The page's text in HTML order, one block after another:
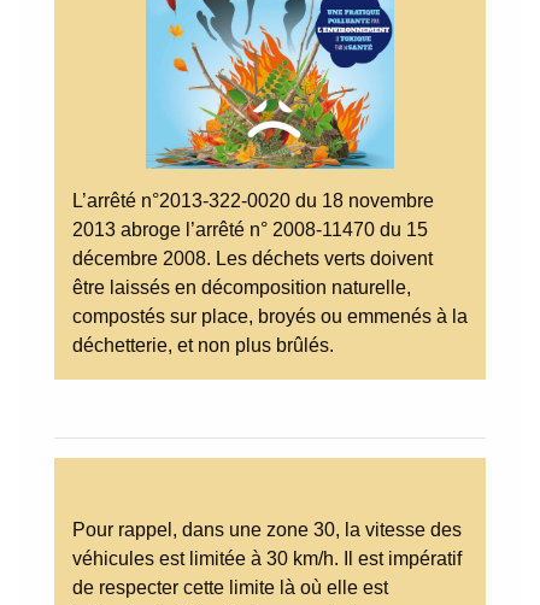
L’arrêté n°2013-322-0020 du 18 novembre
2013 abroge l’arrêté n° 2008-11470 du 15
décembre 2008. Les déchets verts doivent
être laissés en décomposition naturelle,
compostés sur place, broyés ou emmenés à la
déchetterie, et non plus brûlés.
Pour rappel, dans une zone 30, la vitesse des
véhicules est limitée à 30 km/h. Il est impératif
de respecter cette limite là où elle est